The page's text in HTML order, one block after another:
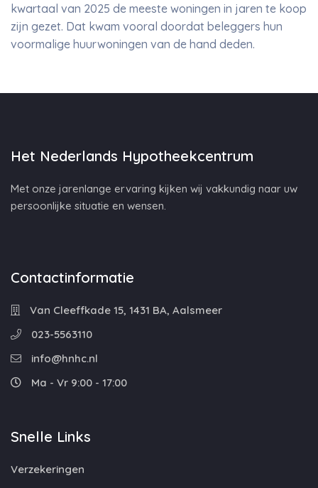
kwartaal van 2025 de meeste woningen in jaren te koop
zijn gezet. Dat kwam vooral doordat beleggers hun
voormalige huurwoningen van de hand deden.
Het Nederlands Hypotheekcentrum
Met onze jarenlange ervaring kijken wij vakkundig naar uw
persoonlijke situatie en wensen.
Contactinformatie
Van Cleeffkade 15, 1431 BA, Aalsmeer
023-5563110
info@hnhc.nl
Ma - Vr 9:00 - 17:00
Snelle Links
Verzekeringen